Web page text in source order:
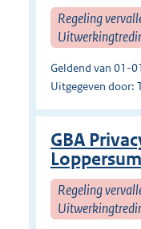
Regeling
Geldend van 01-
Uitgegeven door:
GBA
Loppersum
Regeling